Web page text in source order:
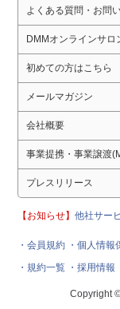
よくある質問・お問
DMMオンラインサロ
初めての方はこちら
メールマガジン
会社概要
事業提携・事業譲渡
プレスリリース
【お知らせ】他社サー
・会員規約 ・個人情報
・規約一覧 ・採用情報
Copyright